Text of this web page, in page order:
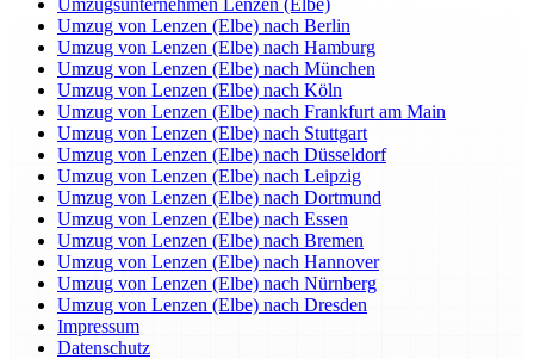
Umzugsunternehmen Lenzen (Elbe)
Umzug von Lenzen (Elbe) nach Berlin
Umzug von Lenzen (Elbe) nach Hamburg
Umzug von Lenzen (Elbe) nach München
Umzug von Lenzen (Elbe) nach Köln
Umzug von Lenzen (Elbe) nach Frankfurt am Main
Umzug von Lenzen (Elbe) nach Stuttgart
Umzug von Lenzen (Elbe) nach Düsseldorf
Umzug von Lenzen (Elbe) nach Leipzig
Umzug von Lenzen (Elbe) nach Dortmund
Umzug von Lenzen (Elbe) nach Essen
Umzug von Lenzen (Elbe) nach Bremen
Umzug von Lenzen (Elbe) nach Hannover
Umzug von Lenzen (Elbe) nach Nürnberg
Umzug von Lenzen (Elbe) nach Dresden
Impressum
Datenschutz